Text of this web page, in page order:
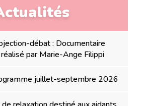
débat : Documentaire
par Marie-Ange Filippi
juillet-septembre 2026